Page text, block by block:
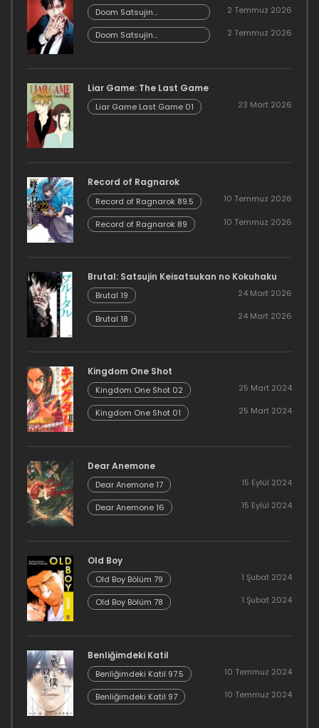
Doom Satsujin
Keisatsukan no
Danzairoku 06.02
2 Temmuz 2026
Doom Satsujin
Keisatsukan no
2 Temmuz 2026
Liar Game: The Last Game
Liar Game Last Game 01 23 Mart 2026
Record of Ragnarok
Record of Ragnarok 89.5 10 Temmuz 2026
Record of Ragnarok 89 10 Temmuz 2026
Brutal: Satsujin Keisatsukan no Kokuhaku
Brutal 19 24 Mart 2026
Brutal 18 24 Mart 2026
Kingdom One Shot
Kingdom One Shot 02 25 Mart 2024
Kingdom One Shot 01 25 Mart 2024
Dear Anemone
Dear Anemone 17 15 Eylül 2024
Dear Anemone 16 15 Eylül 2024
Old Boy
Old Boy Bölüm 79 1 Şubat 2024
Old Boy Bölüm 78 1 Şubat 2024
Benliğimdeki Katil
Benliğimdeki Katil 97.5 10 Temmuz 2024
Benliğimdeki Katil 97 10 Temmuz 2024